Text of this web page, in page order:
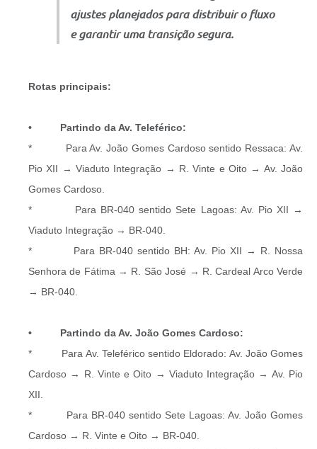
ajustes planejados para distribuir o fluxo
e garantir uma transição segura.
Rotas principais:
• Partindo da Av. Teleférico:
* Para Av. João Gomes Cardoso sentido Ressaca: Av.
Pio XII → Viaduto Integração → R. Vinte e Oito → Av. João
Gomes Cardoso.
* Para BR-040 sentido Sete Lagoas: Av. Pio XII →
Viaduto Integração → BR-040.
* Para BR-040 sentido BH: Av. Pio XII → R. Nossa
Senhora de Fátima → R. São José → R. Cardeal Arco Verde
→ BR-040.
• Partindo da Av. João Gomes Cardoso:
* Para Av. Teleférico sentido Eldorado: Av. João Gomes
Cardoso → R. Vinte e Oito → Viaduto Integração → Av. Pio
XII.
* Para BR-040 sentido Sete Lagoas: Av. João Gomes
Cardoso → R. Vinte e Oito → BR-040.